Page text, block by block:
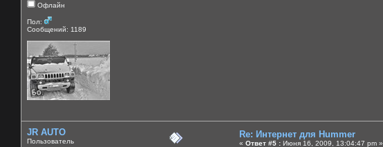
Офлайн
Пол:
Сообщений: 1189
JR AUTO
Пользователь
Re: Интернет для Hummer
« Ответ #5 : Июня 16, 2009, 13:04:47 pm »